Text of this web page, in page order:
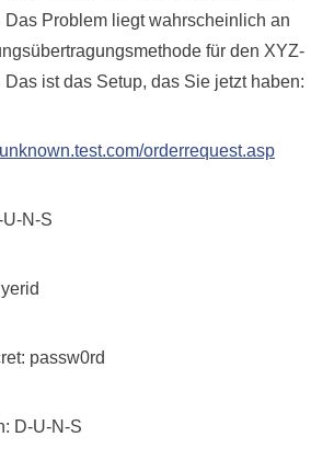
Das Problem liegt wahrscheinlich an
für den XYZ-
Das ist das Setup, das Sie jetzt haben:
orderrequest.asp
N-S
passw0rd
D-U-N-S